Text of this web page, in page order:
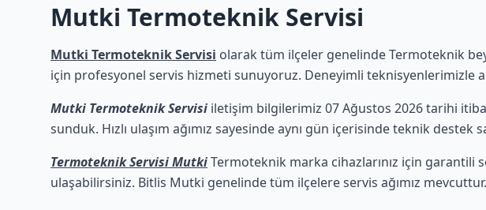
Mutki Termoteknik Servisi
Mutki Termoteknik Servisi olarak tüm ilçeler genelinde Termoteknik
için profesyonel servis hizmeti sunuyoruz. Deneyimli teknisyenlerimizle
Mutki Termoteknik Servisi iletişim bilgilerimiz 07 Ağustos 2026 tarihi
sunduk. Hızlı ulaşım ağımız sayesinde aynı gün içerisinde teknik
Termoteknik Servisi MutkiTermoteknik marka cihazlarınız için garantili
ulaşabilirsiniz. Bitlis Mutki genelinde tüm ilçelere servis ağımız mevcuttur.